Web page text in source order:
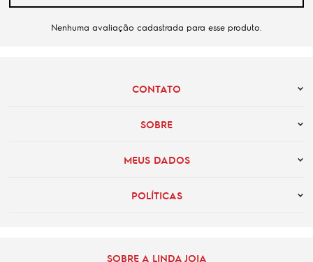
Nenhuma avaliação cadastrada para esse produto.
CONTATO
SOBRE
MEUS DADOS
POLÍTICAS
SOBRE A LINDA JOIA